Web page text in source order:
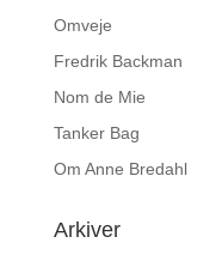
Omveje
Fredrik Backman
Nom de Mie
Tanker Bag
Om Anne Bredahl
Arkiver